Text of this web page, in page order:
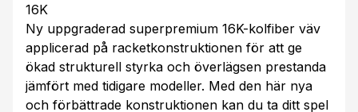
16K
Ny uppgraderad superpremium 16K-kolfiber väv
applicerad på racketkonstruktionen för att ge
ökad strukturell styrka och överlägsen prestanda
jämfört med tidigare modeller. Med den här nya
och förbättrade konstruktionen kan du ta ditt spel